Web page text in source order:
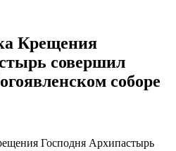
Крещения
совершил
соборе